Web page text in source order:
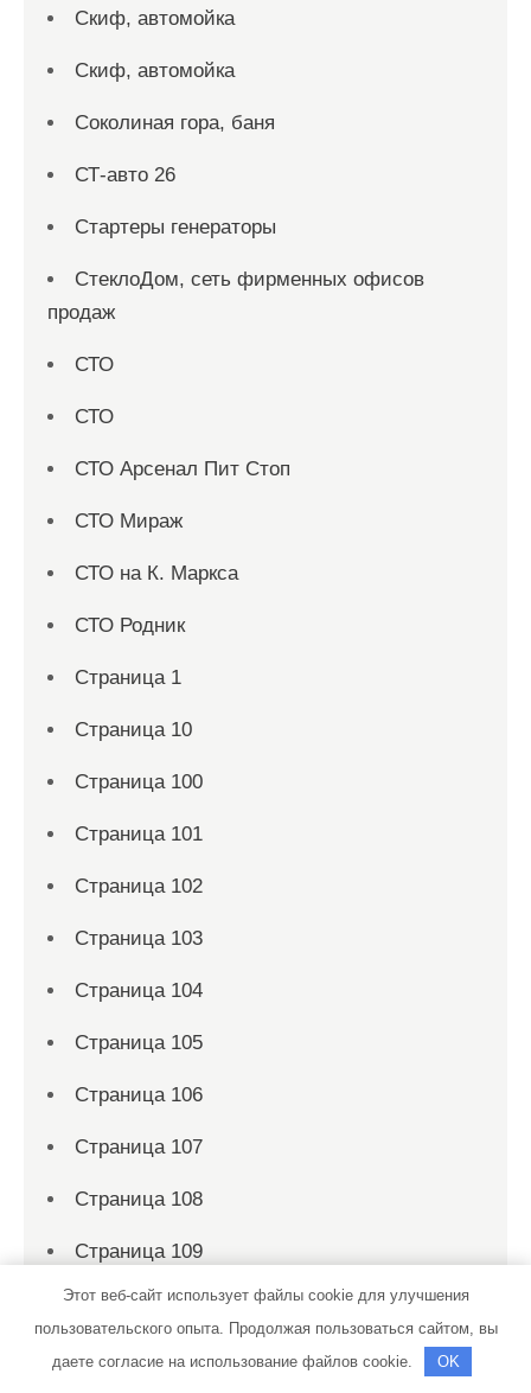
Скиф, автомойка
Скиф, автомойка
Соколиная гора, баня
СТ-авто 26
Стартеры генераторы
СтеклоДом, сеть фирменных офисов
продаж
СТО
СТО
СТО Арсенал Пит Стоп
СТО Мираж
СТО на К. Маркса
СТО Родник
Страница 1
Страница 10
Страница 100
Страница 101
Страница 102
Страница 103
Страница 104
Страница 105
Страница 106
Страница 107
Страница 108
Страница 109
Страница 11
Страница 110
Этот веб-сайт использует файлы cookie для улучшения
пользовательского опыта. Продолжая пользоваться сайтом, вы
даете согласие на использование файлов cookie.
OK